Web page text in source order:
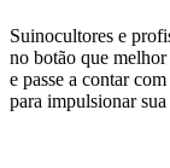
Suinocultores e
no botão que
e passe a contar
para impulsionar